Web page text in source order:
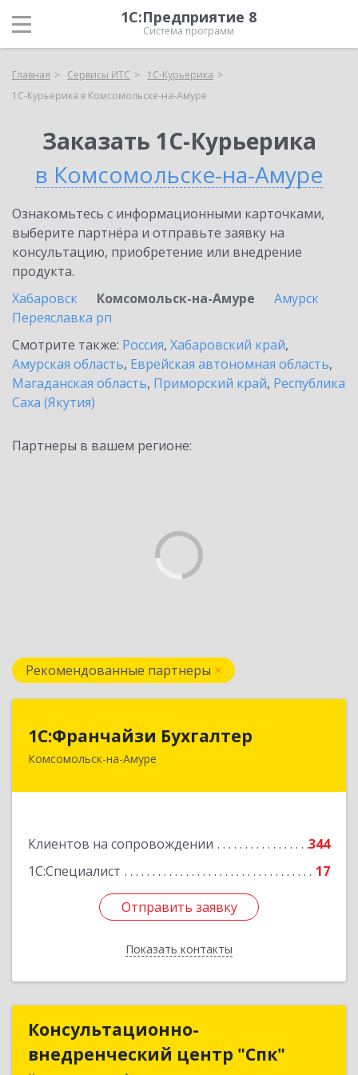
1С:Предприятие 8
Система программ
Главная Сервисы ИТС
1С-Курьерика
1С-Курьерика в Комсомольске-на-Амуре
Заказать 1С-Курьерика
в Комсомольске-на-Амуре
Ознакомьтесь с информационными карточками,
выберите партнёра и отправьте заявку на
консультацию, приобретение или внедрение
продукта.
Хабаровск
Комсомольск-на-Амуре
Амурск
Переяславка рп
Смотрите также: Россия, Хабаровский край,
Амурская область, Еврейская автономная область,
Магаданская область, Приморский край, Республика
Саха (Якутия)
Партнеры в вашем регионе:
Рекомендованные партнеры
1С:Франчайзи Бухгалтер
Комсомольск-на-Амуре
Клиентов на сопровождении
344
1С:Специалист
17
Отправить заявку
Показать контакты
1С:Франчайзи Бухгалтер
681000, Хабаровский край, Комсомольск-на-
Подробнее
Отправить заявку
Назад
Консультационно-
внедренческий центр "Спк"
Консультационно-
внедренческий центр "Спк"